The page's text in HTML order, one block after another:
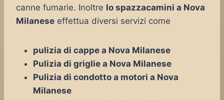
canne fumarie. Inoltre lo spazzacamini a Nova
Milanese effettua diversi servizi come
pulizia di cappe a Nova Milanese
Pulizia di griglie a Nova Milanese
Pulizia di condotto a motori a Nova
Milanese